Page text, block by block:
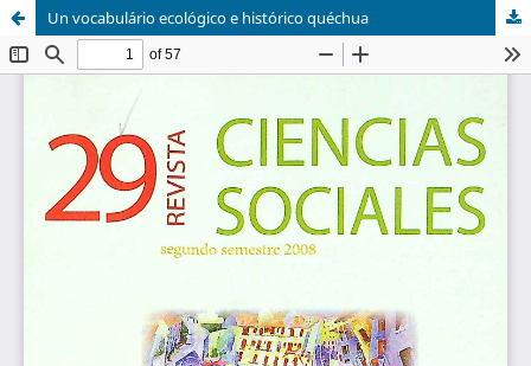
Un vocabulário ecológico e histórico quéchua